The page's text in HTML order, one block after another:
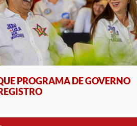
PROGRAMA DE GOVERNO